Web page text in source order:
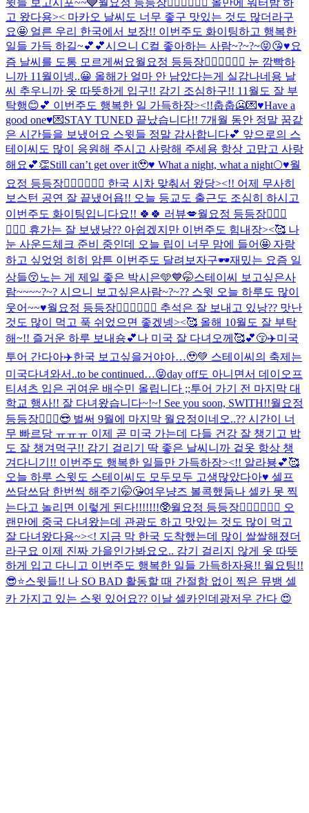
고 왔다용>< 마카오 날씨도 너무 좋구 맛있는 것도 많더라구
요🤩 얼른 우리 한국에서 보장!! 이번주도 화이팅하고 행복한
일들 가득 하길~💕💕시으니 C컬 좋아하는 사람~?~?~😝😘♥️요
즘 날씨를 도통 모르게써요월요정 등등장🧚🏻‍♀️🧚🏻‍♀️ 눈 깜빡하
니까 11월이넹..😀 올해가 얼마 안 남았다는게 실감나네용 날
씨 추우니까 옷 따뜻하게 입구!! 감기 조심하구!! 11월도 잘 부
탁행😊💕 이번주도 행복한 일 가득하장><!!춥춥🥶💌♥️Have a
good one♥️💌STAY TUNED 끝났습니다!! 7개월 동안 정말 꿈같
은 시간들을 보냈어요 스윗들 정말 감사합니다💕 앞으로의 스
테이씨도 많이 응원해 주시고 사랑해 주세용 항상 고맙고 사랑
해요💕👏Still can’t get over it🥹♥️ What a night, what a night🌕♥️월
요정 등등장🧚🏻‍♀️🧚🏻‍♀️ 한국 시차 맞춰서 왔당><!! 어제 무사히
보스턴 공연 잘 끝냈어욥!! 오늘 등교도 출근도 조심히 하시고
이번주도 화이팅입니다요!! 🍀🍀 러뷰💋월요정 등등장🧚🏻‍♀️
🧚🏻‍♀️ 휴가는 잘 보냈낭?? 아쉽겠지만 이번주도 힘내장><🥰 나
눈 사운드체크 준비 중인데 오늘 립이 너무 맘에 들어🤩 자랑
하고 싶었엉 히히 암튼 이번주도 달려보자구🕶️재밌는 요즘 일
상들😚노는 게 제일 좋은 박시은🩵💙🤭스테이씨 보고싶은사
람~~~~?~? 시으니 보고싶은사람~?~?? 스윗 오늘 하루도 많이
웃어~~♥️월요정 등등장🧚🏻‍♀️🧚🏻‍♀️ 추석은 잘 보내고 있낭?? 맛난
것도 많이 먹고 푹 쉬었으면 좋겠넹><🥰 올해 10월도 잘 부탁
해~!! 즐거운 하루 보내숑💕나 미국 잘 다녀오께🥰💕😚✈️미국
투어 간다아✈️한국 보고싶을거야아…🥹💚 스테이씨의 축제는
미국다녀와서..to be continued…😝day off도 아니면서 데이오프
티셔츠 입은 귀여운 배수민 올립니다 ;;투어 가기 전 마지막 대
학교 행사!! 잘 다녀왔습니다~!~! See you soon, SWITH!!월요정
등등장🧚🏻‍♀️😎 벌써 9월에 마지막 월요정이네오..?? 시간이 너
무 빠르당 ㅠㅠㅠ 이제 곧 미국 가는데 다들 건강 잘 챙기고 밥
도 잘 챙겨먹구!! 감기 걸리기 딱 좋은 날씨니까 겉옷 항상 챙
겨다니기!! 이번주도 행복한 일들만 가득하장><!! 알라뵹💕🥰
오늘 하루 스윗도 스테이씨도 모두모두 고생많았다아♥️ 셀프
쓰담쓰담 한번씩 해주기🤭😘여우냥즈 볼콕했둠나 셀카 못 찍
는다고 놀리면 이렇게 된다!!!!!!!🥸월요정 등등장🧚🏻‍♀️🧚🏻‍♀️ 오
랜만에 중국 다녀왔는데 관광도 하고 맛있는 것도 많이 먹고
잘 다녀왔다용~><! 지금 막 한국 도착했는데 많이 쌀쌀해졌더
라구요 이제 진짜 가을인가봐요오.. 감기 걸리지 않게 옷 따뜻
하게 입고 다니고 이번주도 행복한 일들 가득하자용!! 월요팅!!
😎⭐️스윗들!! 나 SO BAD 활동할 때 간절함 없이 찍은 뮤뱅 셀
카 가지고 있는 스윗 있어요?? 이날 셀카인데 광저우 간다 😍